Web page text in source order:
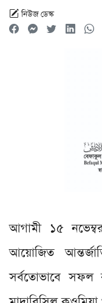
নিউজ ডেস্ক
আগামী ১৫ নভেম্বর
আয়োজিত
সর্বতোভাবে সফল